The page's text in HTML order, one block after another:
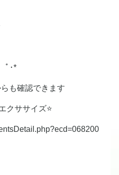
ﾟ･*
も確認できます
クササイズ⭐️